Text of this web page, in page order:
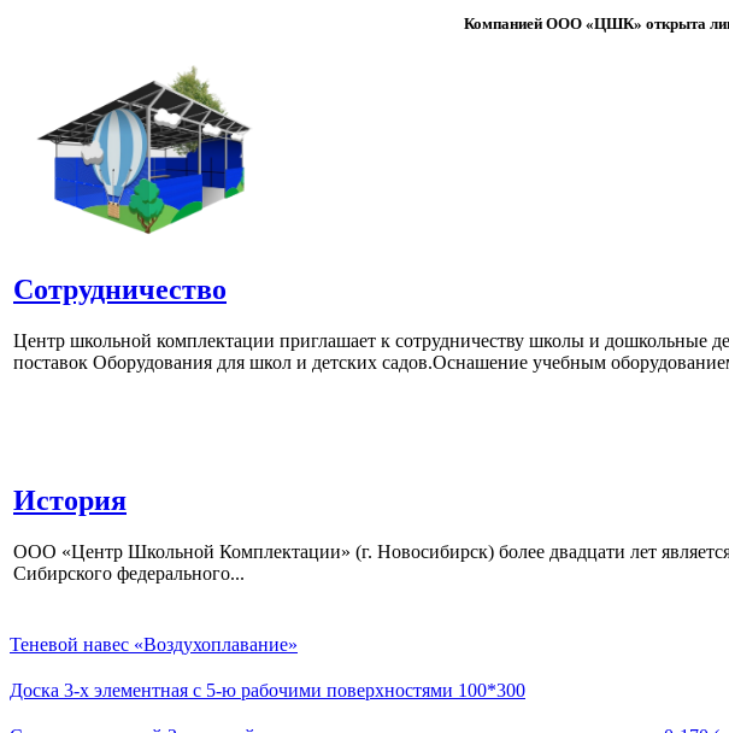
Компанией ООО «ЦШК» открыта
Сотрудничество
Центр школьной комплектации приглашает к сотрудничеству школы и дошкольные
поставок Оборудования для школ и детских садов.Оснашение учебным
История
ООО «Центр Школьной Комплектации» (г. Новосибирск) более двадцати лет
Сибирского федерального...
Теневой навес «Воздухоплавание»
Доска 3-х элементная с 5-ю рабочими поверхностями 100*300